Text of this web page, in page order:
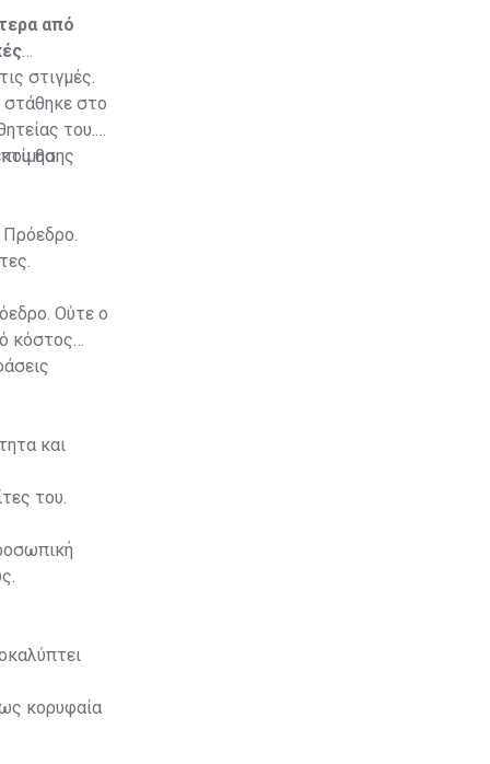
από
στιγμές.
στο
του.
που θα
Ούτε ο
κόστος
και
του.
κορυφαία